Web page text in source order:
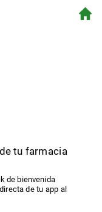
de tu farmacia
de bienvenida
directa de tu app al